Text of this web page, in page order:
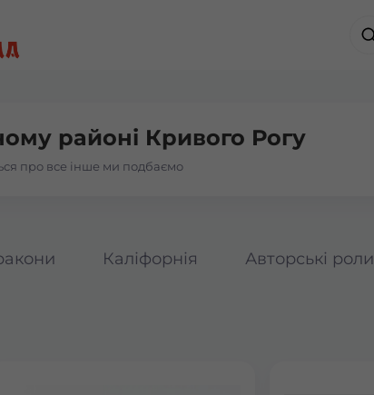
районі Кривого Рогу
про все інше ми подбаємо
Каліфорнія Авторські роли